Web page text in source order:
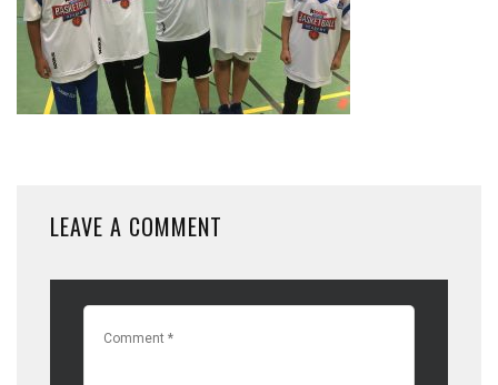
LEAVE A COMMENT